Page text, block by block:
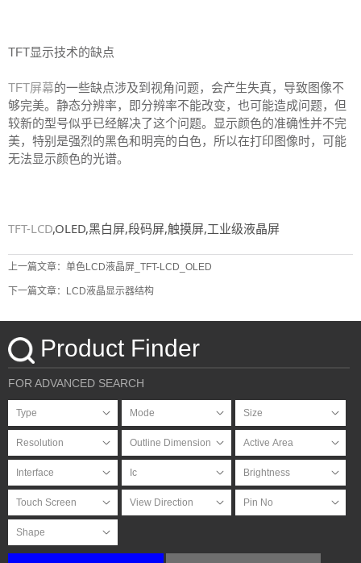
TFT显示技术的缺点
TFT屏幕的一些缺点涉及到视角问题，会产生失真，导致图像不
够完美。静态分辨率，即分辨率不能改变，也可能造成问题，但
较新的型号似乎已经解决了这个问题。显示颜色的准确性并不完
美，特别是强烈的黑色和明亮的白色，所以在打印图像时，可能
无法显示颜色的光谱。
TFT-LCD,OLED,黑白屏,段码屏,触摸屏,工业级液晶屏
上一篇文章：单色LCD液晶屏_TFT-LCD_OLED
下一篇文章：LCD液晶显示器结构
Product Finder
FOR ADVANCED SEARCH